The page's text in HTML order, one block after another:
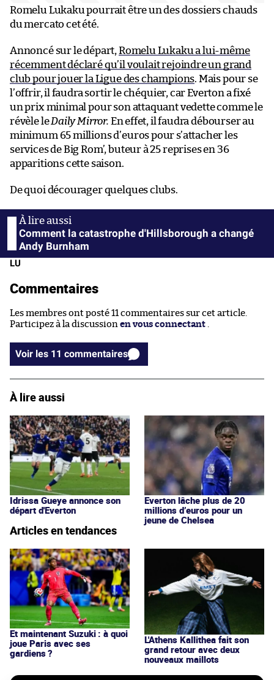
Romelu Lukaku pourrait être un des dossiers chauds
du mercato cet été.
Annoncé sur le départ, Romelu Lukaku a lui-même
récemment déclaré qu’il voulait rejoindre un grand
club pour jouer la Ligue des champions. Mais pour se
l’offrir, il faudra sortir le chéquier, car Everton a fixé
un prix minimal pour son attaquant vedette comme le
révèle leDaily Mirror. En effet, il faudra débourser au
minimum 65 millions d’euros pour s’attacher les
services de Big Rom’, buteur à 25 reprises en 36
apparitions cette saison.
De quoi décourager quelques clubs.
Comment la catastrophe d'Hillsborough a changé
Andy Burnham
LU
Commentaires
Les membres ont posté 11 commentaires sur cet article.
Participez à la discussion en vous connectant
Voir les 11 commentaires
À lire aussi
Idrissa Gueye annonce son
départ d'Everton
Everton lâche plus de 20
millions d’euros pour un
jeune de Chelsea
Articles en tendances
Et maintenant Suzuki : à quoi
joue Paris avec ses
gardiens ?
L'Athens Kallithea fait son
grand retour avec deux
nouveaux maillots